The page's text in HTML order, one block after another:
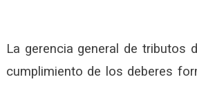
La gerencia general de tributos
cumplimiento de los deberes